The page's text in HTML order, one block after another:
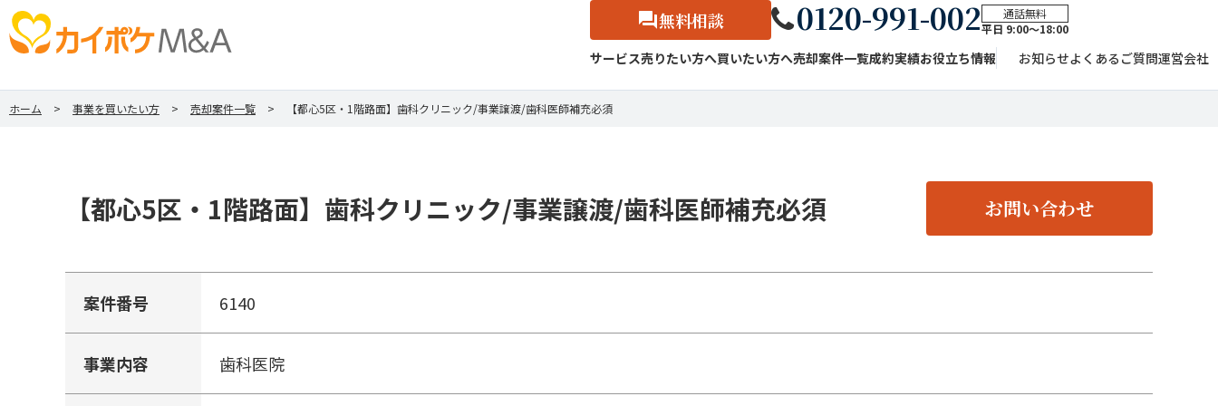
無料相談 0120-991-002
通話無料
平日 9:00〜18:00
サービス売りたい方へ買いたい方へ売却案件一覧成約実績お役立ち情報 お知らせよくあるご質問運営会社
ホーム 事業を買いたい方 売却案件一覧 【都心5区・1階路面】歯科クリニック/事業譲渡/歯科医師補充必須
【都心5区・1階路面】歯科クリニック/事業譲渡/歯科医師補充必須 お問い合わせ
案件番号 6140
事業内容 歯科医院